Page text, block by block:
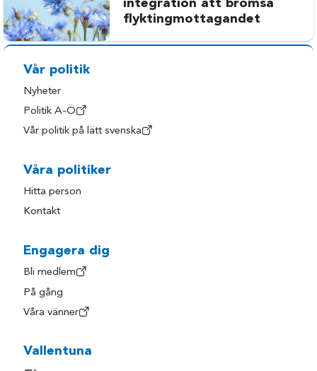
integration att bromsa
flyktingmottagandet
Vår politik
Nyheter
Politik A-Ö
Vår politik på lätt svenska
Våra politiker
Hitta person
Kontakt
Engagera dig
Bli medlem
På gång
Våra vänner
Vallentuna